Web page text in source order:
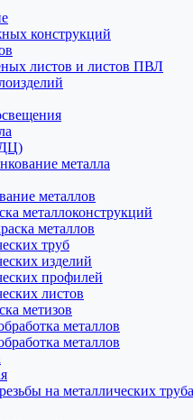
конструкций
листов и листов ПВЛ
металла
металлов
металлоконструкций
металлов
труб
изделий
профилей
листов
метизов
металлов
металлов
на металлических